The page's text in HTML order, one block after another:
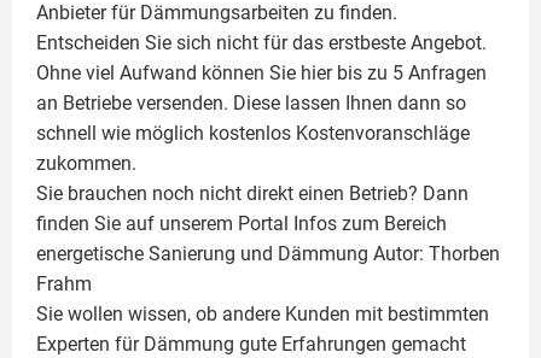
Anbieter für Dämmungsarbeiten zu finden.
Entscheiden Sie sich nicht für das erstbeste Angebot.
Ohne viel Aufwand können Sie hier bis zu 5 Anfragen
an Betriebe versenden. Diese lassen Ihnen dann so
schnell wie möglich kostenlos Kostenvoranschläge
zukommen.
Sie brauchen noch nicht direkt einen Betrieb? Dann
finden Sie auf unserem Portal Infos zum Bereich
energetische Sanierung und Dämmung Autor: Thorben
Frahm
Sie wollen wissen, ob andere Kunden mit bestimmten
Experten für Dämmung gute Erfahrungen gemacht